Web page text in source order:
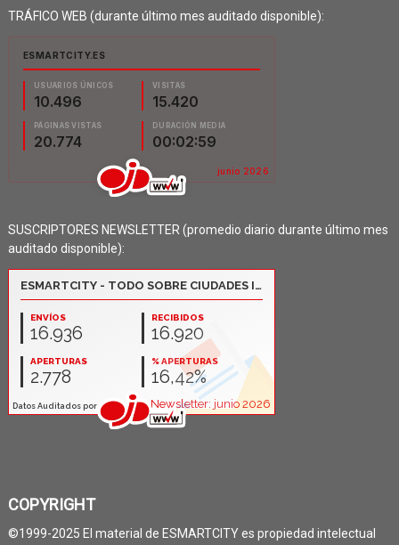
TRÁFICO WEB (durante último mes auditado disponible):
SUSCRIPTORES NEWSLETTER (promedio diario durante último mes
auditado disponible):
COPYRIGHT
©1999-2025 El material de ESMARTCITY es propiedad intelectual